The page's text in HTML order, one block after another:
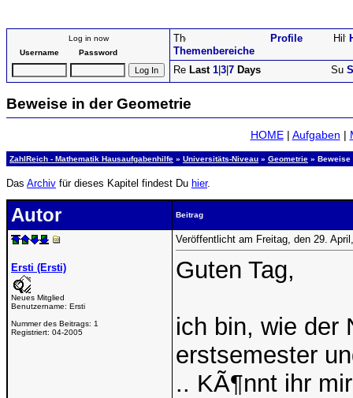
Log in now
Username
Password Themenbereiche
Profile
Last 1 3 7 Days
Beweise in der Geometrie
HOME| Aufgaben |
ZahlReich - Mathematik Hausaufgabenhilfe » Universitäts-Niveau » Geometrie » Beweise
Das Archiv für dieses Kapitel findest Du hier.
Autor Beitrag
Ersti (Ersti)
Neues Mitglied
Benutzername: Ersti
Nummer des Beitrags: 1
Registriert: 04-2005
Veröffentlicht am Freitag, den 29.
Guten Tag,
ich bin, wie der
erstsemester
.. KÃ¶nnt ihr